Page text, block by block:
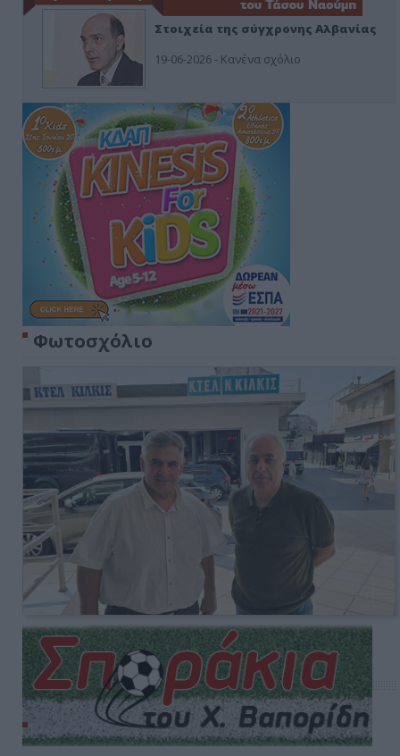
Στοιχεία της σύγχρονης Αλβανίας
19-06-2026 - Κανένα σχόλιο
Φωτοσχόλιο